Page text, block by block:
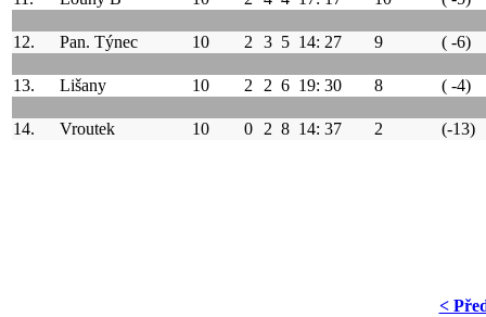
12. Pan. Týnec 10 2 3 5 14: 27 9 ( -6)
13. Lišany 10 2 2 6 19: 30 8 ( -4)
14. Vroutek 10 0 2 8 14: 37 2 (-13)
<